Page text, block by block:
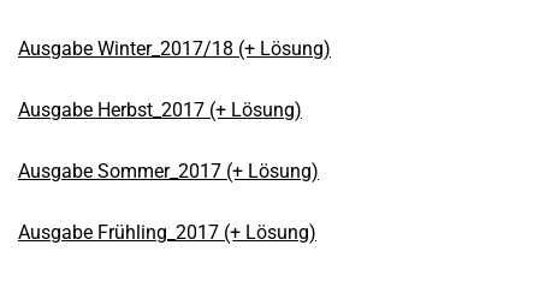
Ausgabe Winter_2017/18 (+ Lösung)
Ausgabe Herbst_2017 (+ Lösung)
Ausgabe Sommer_2017 (+ Lösung)
Ausgabe Frühling_2017 (+ Lösung)